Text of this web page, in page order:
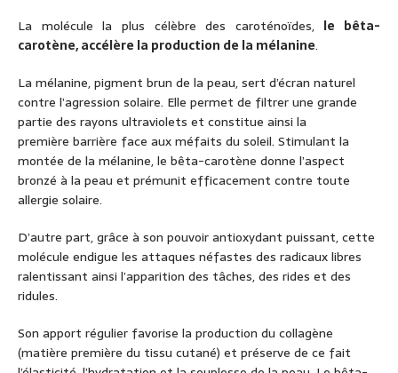
La molécule la plus célèbre des caroténoïdes, le bêta-
carotène, accélère la production de la mélanine.
La mélanine, pigment brun de la peau, sert d’écran naturel
contre l’agression solaire. Elle permet de filtrer une grande
partie des rayons ultraviolets et constitue ainsi la
première barrière face aux méfaits du soleil. Stimulant la
montée de la mélanine, le bêta-carotène donne l’aspect
bronzé à la peau et prémunit efficacement contre toute
allergie solaire.
D’autre part, grâce à son pouvoir antioxydant puissant, cette
molécule endigue les attaques néfastes des radicaux libres
ralentissant ainsi l’apparition des tâches, des rides et des
ridules.
Son apport régulier favorise la production du collagène
(matière première du tissu cutané) et préserve de ce fait